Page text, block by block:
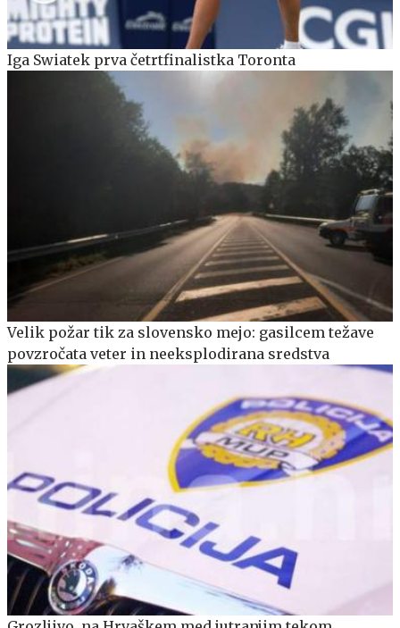
Iga Swiatek prva četrtfinalistka Toronta
Velik požar tik za slovensko mejo: gasilcem težave
povzročata veter in neeksplodirana sredstva